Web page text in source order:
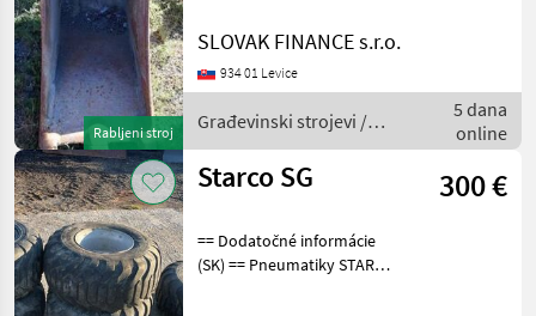
Rabljeni stroj
SLOVAK FINANCE s.r.o.
934 01 Levice
Građevinski strojevi /
Sonstige
5 dana
online
Starco SG 300 €
== Dodatočné informácie
(SK) == Pneumatiky STARCO